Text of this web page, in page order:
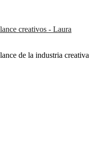
creativos - Laura
de la industria creativa